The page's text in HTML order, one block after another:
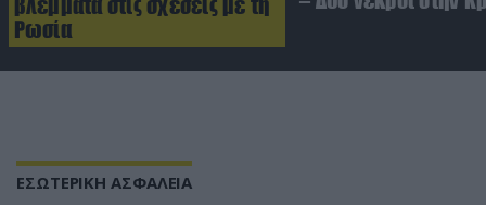
Ρωσία
ΕΣΩΤΕΡΙΚΗ ΑΣΦΑΛΕΙΑ